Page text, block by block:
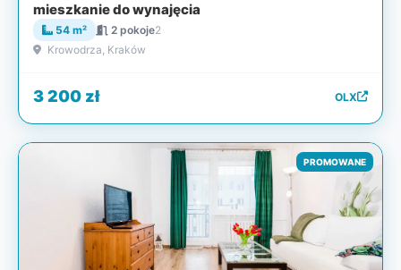
mieszkanie do wynajęcia
54 m² 2 pokoje2
Krowodrza, Kraków
3 200 zł OLX
PROMOWANE